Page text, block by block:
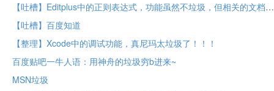
【吐槽】Editplus中的正则表达式，功能虽然不垃圾，但相关的文档却很垃圾
【吐槽】百度知道
【整理】Xcode中的调试功能，真尼玛太垃圾了！！！
百度贴吧一牛人语：用神舟的垃圾穷b进来~
MSN垃圾